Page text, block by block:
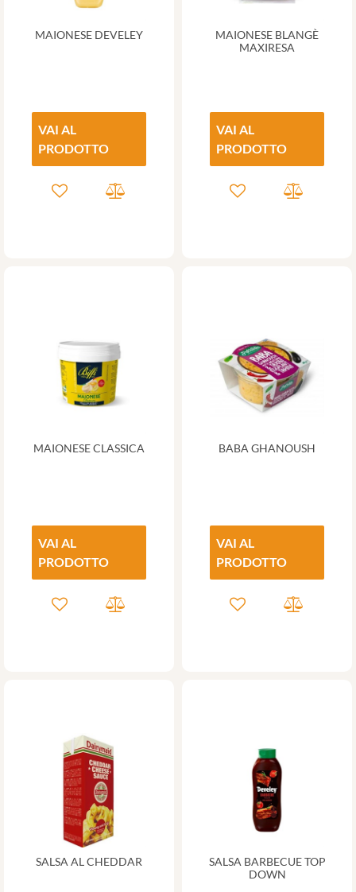
MAIONESE DEVELEY
VAI AL
PRODOTTO
MAIONESE BLANGÈ
MAXIRESA
VAI AL
PRODOTTO
MAIONESE CLASSICA
VAI AL
PRODOTTO
BABA GHANOUSH
VAI AL
PRODOTTO
SALSA AL CHEDDAR
SALSA BARBECUE TOP
DOWN